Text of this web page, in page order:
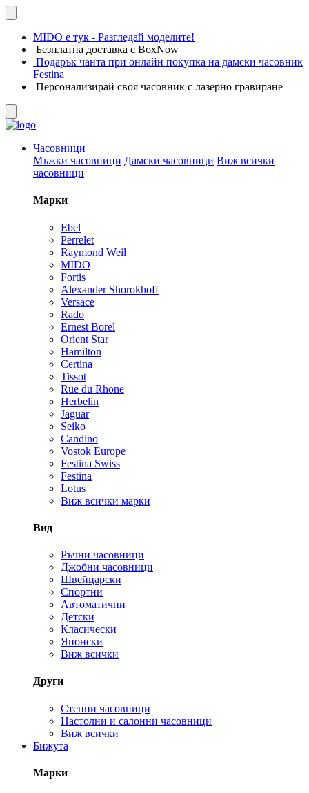
MIDO е тук - Разгледай моделите!
Безплатна доставка с BoxNow
Подарък чанта при онлайн покупка на дамски часовник
Festina
Персонализирай своя часовник с лазерно гравиране
Часовници
Мъжки часовници Дамски часовници Виж всички
часовници
Марки
Ebel
Perrelet
Raymond Weil
MIDO
Fortis
Alexander Shorokhoff
Versace
Rado
Ernest Borel
Orient Star
Hamilton
Certina
Tissot
Rue du Rhone
Herbelin
Jaguar
Seiko
Candino
Vostok Europe
Festina Swiss
Festina
Lotus
Виж всички марки
Вид
Ръчни часовници
Джобни часовници
Швейцарски
Спортни
Автоматични
Детски
Класически
Японски
Виж всички
Други
Стенни часовници
Настолни и салонни часовници
Виж всички
Бижута
Марки